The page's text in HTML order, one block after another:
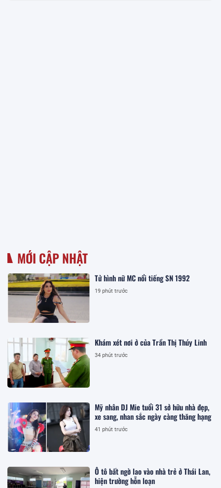
MỚI CẬP NHẬT
Tử hình nữ MC nổi tiếng SN 1992
19 phút trước
Khám xét nơi ở của Trần Thị Thúy Linh
34 phút trước
Mỹ nhân DJ Mie tuổi 31 sở hữu nhà đẹp,
xe sang, nhan sắc ngày càng thăng hạng
41 phút trước
Ô tô bất ngờ lao vào nhà trẻ ở Thái Lan,
hiện trường hỗn loạn